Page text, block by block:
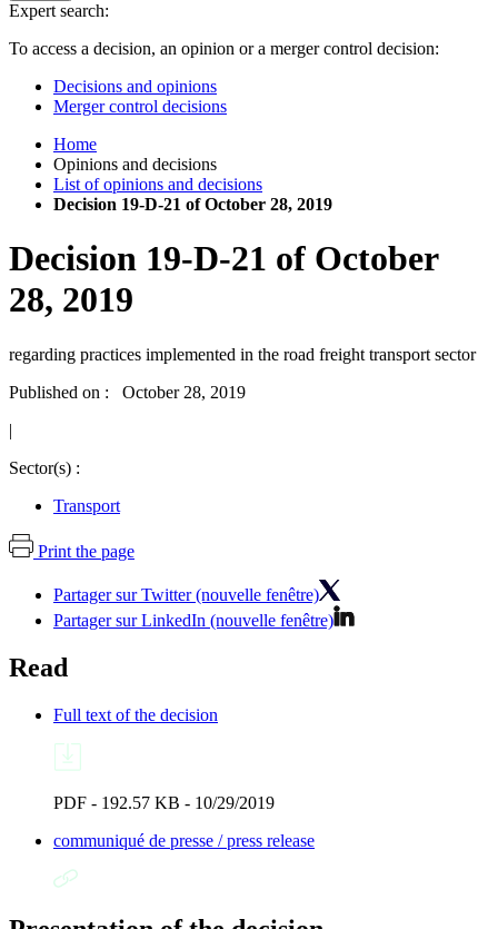
Expert search:
To access a decision, an opinion or a merger control decision:
Decisions and opinions
Merger control decisions
Home
Opinions and decisions
List of opinions and decisions
Decision 19-D-21 of October 28, 2019
Decision 19-D-21 of October
28, 2019
regarding practices implemented in the road freight transport sector
Published on : October 28, 2019
|
Sector(s) :
Transport
Print the page
Partager sur Twitter (nouvelle fenêtre)
Partager sur LinkedIn (nouvelle fenêtre)
Read
Full text of the decision
PDF - 192.57 KB - 10/29/2019
communiqué de presse / press release